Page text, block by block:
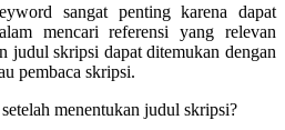
sangat penting karena dapat
mencari referensi yang relevan
judul skripsi dapat ditemukan dengan
pembaca skripsi.
menentukan judul skripsi?